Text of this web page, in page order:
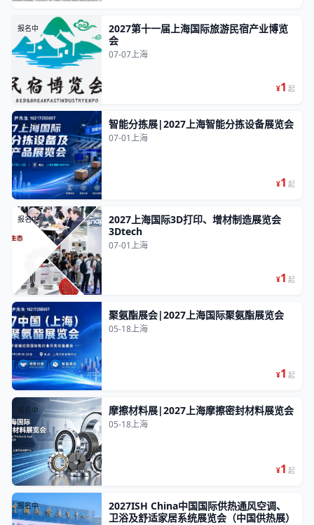
报名中
2027第十一届上海国际旅游民宿产业博览
会
07-07上海
¥1 起
报名中 智能分拣展|2027上海智能分拣设备展览会
07-01上海
¥1 起
报名中
2027上海国际3D打印、增材制造展览会
3Dtech
07-01上海
¥1 起
报名中 聚氨酯展会|2027上海国际聚氨酯展览会
05-18上海
¥1 起
报名中 摩擦材料展|2027上海摩擦密封材料展览会
05-18上海
¥1 起
报名中
2027ISH China中国国际供热通风空调、
卫浴及舒适家居系统展览会（中国供热展）